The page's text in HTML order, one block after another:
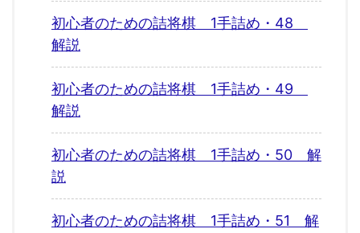
初心者のための詰将棋 1手詰め・48
解説
初心者のための詰将棋 1手詰め・49
解説
初心者のための詰将棋 1手詰め・50 解
説
初心者のための詰将棋 1手詰め・51 解